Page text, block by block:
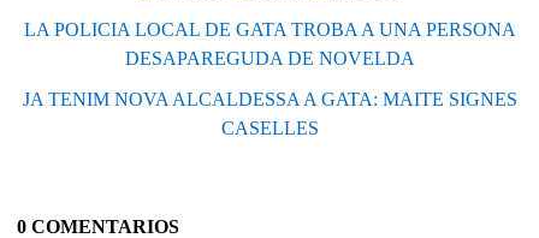
LA POLICIA LOCAL DE GATA TROBA A UNA PERSONA
DESAPAREGUDA DE NOVELDA
JA TENIM NOVA ALCALDESSA A GATA: MAITE SIGNES
CASELLES
0 COMENTARIOS